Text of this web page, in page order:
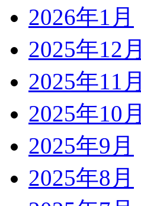
2026年1月
2025年12月
2025年11月
2025年10月
2025年9月
2025年8月